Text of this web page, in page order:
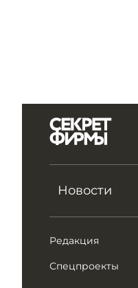
Новости
Редакция
Спецпроекты